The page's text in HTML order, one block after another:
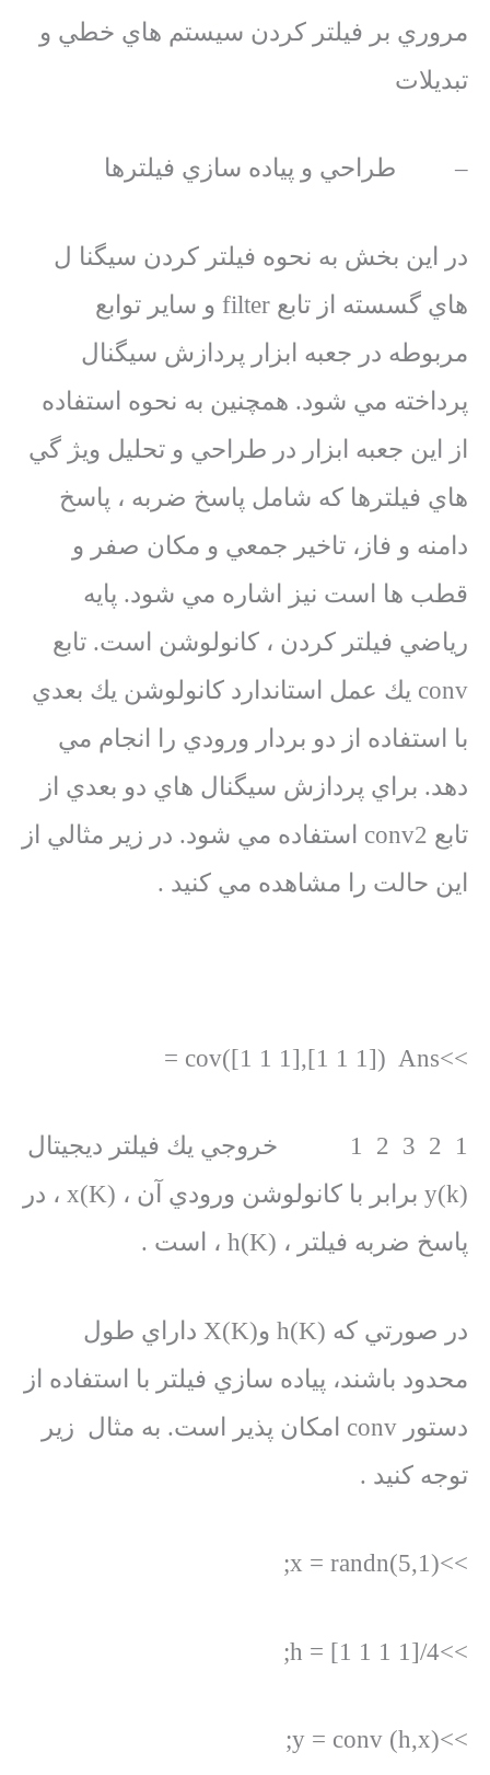
مروري بر فيلتر كردن سيستم هاي خطي و
تبديلات
– طراحي و پياده سازي فيلترها
در اين بخش به نحوه فيلتر كردن سيگنا ل
هاي گسسته از تابع filter و ساير توابع
مربوطه در جعبه ابزار پردازش سيگنال
پرداخته مي شود. همچنين به نحوه استفاده
از اين جعبه ابزار در طراحي و تحليل ويژ گي
هاي فيلترها كه شامل پاسخ ضربه ، پاسخ
دامنه و فاز، تاخير جمعي و مكان صفر و
قطب ها است نيز اشاره مي شود. پايه
رياضي فيلتر كردن ، كانولوشن است. تابع
conv يك عمل استاندارد كانولوشن يك بعدي
با استفاده از دو بردار ورودي را انجام مي
دهد. براي پردازش سيگنال هاي دو بعدي از
تابع conv2 استفاده مي شود. در زير مثالي از
اين حالت را مشاهده مي كنيد .
>>cov([1 1 1],[1 1 1]) Ans =
1 2 3 2 1 خروجي يك فيلتر ديجيتال
y(k) برابر با كانولوشن ورودي آن ، x(K) ، در
پاسخ ضربه فيلتر ، h(K) ، است .
در صورتي كه h(K) وX(K) داراي طول
محدود باشند، پياده سازي فيلتر با استفاده از
دستور conv امكان پذير است. به مثال زير
توجه كنيد .
>>x = randn(5,1);
>>h = [1 1 1 1]/4;
>>y = conv (h,x);